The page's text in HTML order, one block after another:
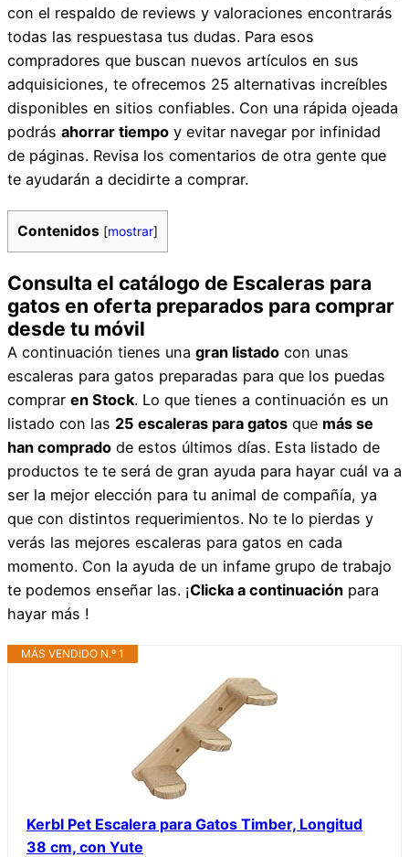
con el respaldo de reviews y valoraciones encontrarás
todas las respuestasa tus dudas. Para esos
compradores que buscan nuevos artículos en sus
adquisiciones, te ofrecemos 25 alternativas increíbles
disponibles en sitios confiables. Con una rápida ojeada
podrás ahorrar tiempo y evitar navegar por infinidad
de páginas. Revisa los comentarios de otra gente que
te ayudarán a decidirte a comprar.
Contenidos [mostrar]
Consulta el catálogo de Escaleras para
gatos en oferta preparados para comprar
desde tu móvil
A continuación tienes una gran listado con unas
escaleras para gatos preparadas para que los puedas
comprar en Stock. Lo que tienes a continuación es un
listado con las 25 escaleras para gatos que más se
han comprado de estos últimos días. Esta listado de
productos te te será de gran ayuda para hayar cuál va a
ser la mejor elección para tu animal de compañía, ya
que con distintos requerimientos. No te lo pierdas y
verás las mejores escaleras para gatos en cada
momento. Con la ayuda de un infame grupo de trabajo
te podemos enseñar las. ¡Clicka a continuación para
hayar más !
MÁS VENDIDO N.º 1
Kerbl Pet Escalera para Gatos Timber, Longitud
38 cm, con Yute